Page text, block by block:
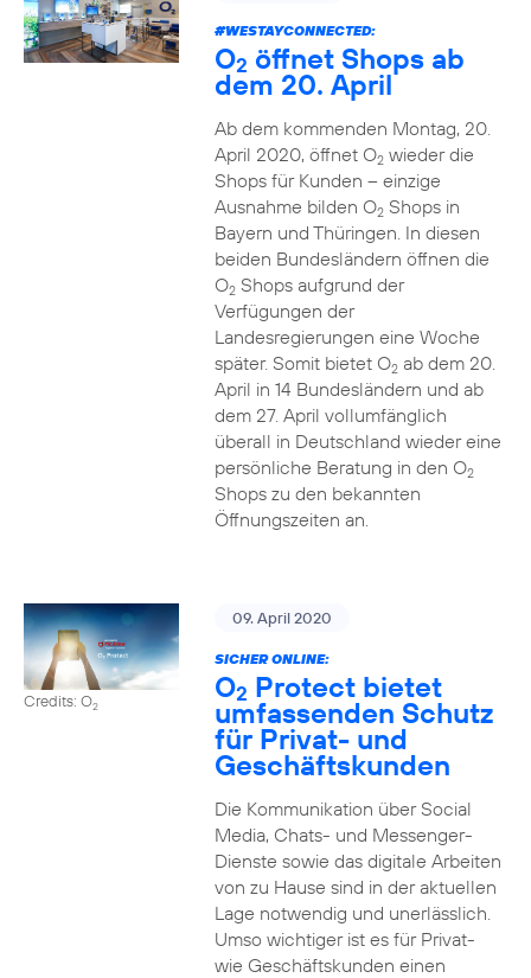
#WESTAYCONNECTED:
O2 öffnet Shops ab
dem 20. April
Ab dem kommenden Montag, 20.
April 2020, öffnet O2wieder die
Shops für Kunden – einzige
Ausnahme bilden O2Shops in
Bayern und Thüringen. In diesen
beiden Bundesländern öffnen die
O2Shops aufgrund der
Verfügungen der
Landesregierungen eine Woche
später. Somit bietet O2ab dem 20.
April in 14 Bundesländern und ab
dem 27. April vollumfänglich
überall in Deutschland wieder eine
persönliche Beratung in den O2
Shops zu den bekannten
Öffnungszeiten an.
Credits: O2
09. April 2020
SICHER ONLINE:
O2 Protect bietet
umfassenden Schutz
für Privat- und
Geschäftskunden
Die Kommunikation über Social
Media, Chats- und Messenger-
Dienste sowie das digitale Arbeiten
von zu Hause sind in der aktuellen
Lage notwendig und unerlässlich.
Umso wichtiger ist es für Privat-
wie Geschäftskunden einen